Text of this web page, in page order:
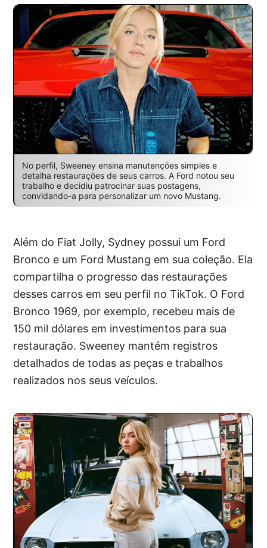
No perfil, Sweeney ensina manutenções simples e
detalha restaurações de seus carros. A Ford notou seu
trabalho e decidiu patrocinar suas postagens,
convidando-a para personalizar um novo Mustang.
Além do Fiat Jolly, Sydney possui um Ford
Bronco e um Ford Mustang em sua coleção. Ela
compartilha o progresso das restaurações
desses carros em seu perfil no TikTok. O Ford
Bronco 1969, por exemplo, recebeu mais de
150 mil dólares em investimentos para sua
restauração. Sweeney mantém registros
detalhados de todas as peças e trabalhos
realizados nos seus veículos.